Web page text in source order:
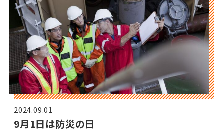
2024.09.01
9月1日は防災の日